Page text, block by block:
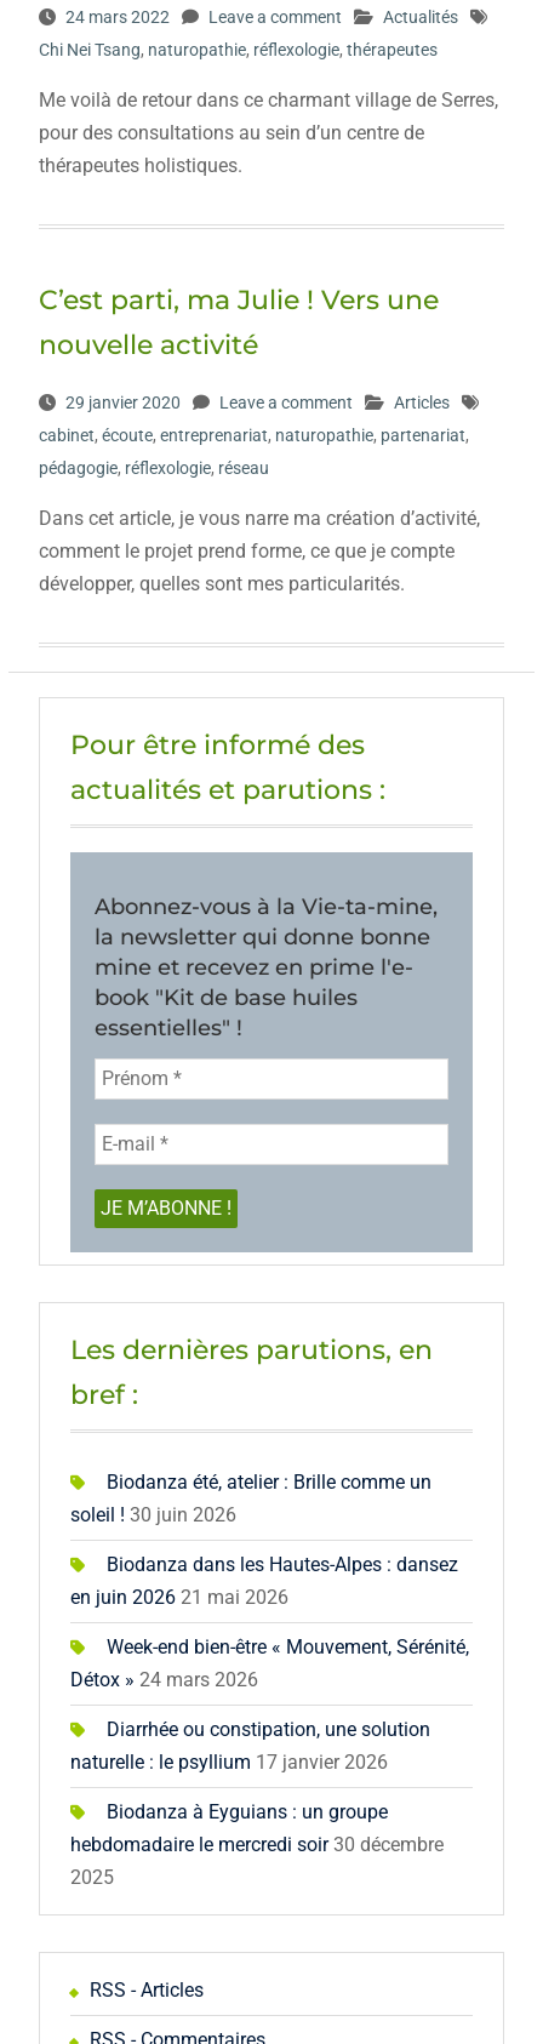
24 mars 2022 Leave a comment
Actualités
Chi Nei Tsang, naturopathie, réflexologie, thérapeutes
Me voilà de retour dans ce charmant village de Serres,
pour des consultations au sein d’un centre de
thérapeutes holistiques.
C’est parti, ma Julie ! Vers une
nouvelle activité
29 janvier 2020 Leave a comment
Articles
cabinet, écoute, entreprenariat, naturopathie, partenariat,
pédagogie, réflexologie, réseau
Dans cet article, je vous narre ma création d’activité,
comment le projet prend forme, ce que je compte
développer, quelles sont mes particularités.
Pour être informé des
actualités et parutions :
Abonnez-vous à la Vie-ta-mine,
la newsletter qui donne bonne
mine et recevez en prime l'e-
book "Kit de base huiles
essentielles" !
Les dernières parutions, en
bref :
Biodanza été, atelier : Brille comme un
soleil ! 30 juin 2026
Biodanza dans les Hautes-Alpes : dansez
en juin 2026 21 mai 2026
Week-end bien-être « Mouvement, Sérénité,
Détox » 24 mars 2026
Diarrhée ou constipation, une solution
naturelle : le psyllium 17 janvier 2026
Biodanza à Eyguians : un groupe
hebdomadaire le mercredi soir 30 décembre
2025
RSS - Articles